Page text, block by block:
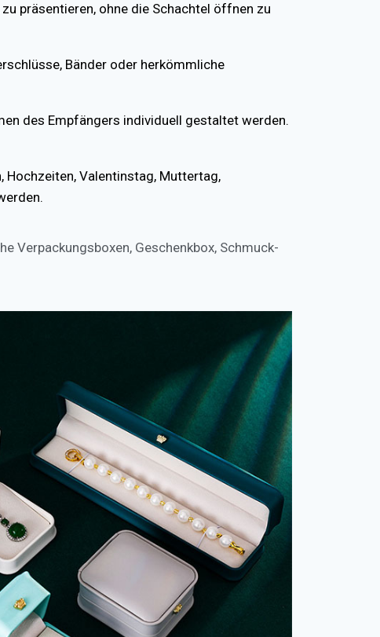
präsentieren, ohne die Schachtel öffnen zu
Bänder oder herkömmliche
des Empfängers individuell gestaltet werden.
Hochzeiten, Valentinstag, Muttertag,
Verpackungsboxen, Geschenkbox, Schmuck-